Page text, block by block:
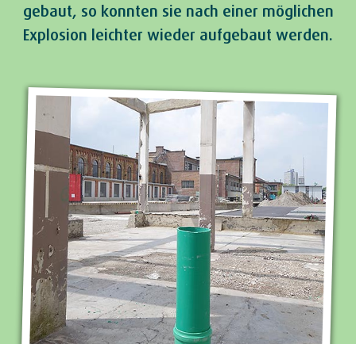
gebaut, so konnten sie nach einer möglichen
Explosion leichter wieder aufgebaut werden.